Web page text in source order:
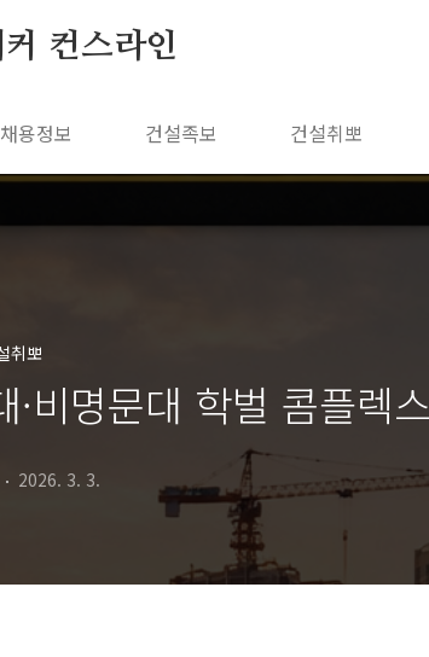
컨스라인
채용정보 건설족보 건설취뽀
취뽀
·비명문대 학벌 콤플렉
2026. 3. 3.